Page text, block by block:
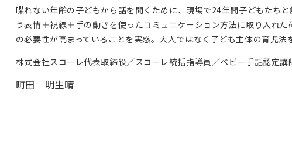
喋れない年齢の子どもから話を聞くために、現場で24年間子どもたち
う表情＋視線＋手の動きを使ったコミュニケーション方法に取り入れ
の必要性が高まっていることを実感。大人ではなく子ども主体の育児法
株式会社スコーレ代表取締役／スコーレ統括指導員／ベビー手話認定講
町田 明生晴